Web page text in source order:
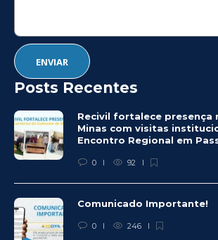
Posts Recentes
Recivil fortalece presença
Minas com visitas
Encontro Regional em
0 92
Comunicado Importante!
0 246